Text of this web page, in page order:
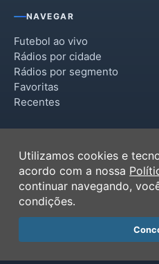
NAVEGAR
Futebol ao vivo
Rádios por cidade
Rádios por segmento
Favoritas
Recentes
Termos de Uso
Política de Privacidade
Ferramentas
Contato
Utilizamos cookies e
acordo com a nossa
continuar navegando,
condições.